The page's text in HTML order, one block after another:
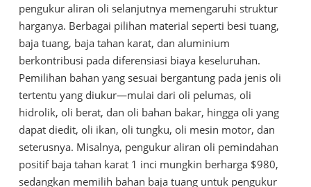
pengukur aliran oli selanjutnya memengaruhi struktur
harganya. Berbagai pilihan material seperti besi tuang,
baja tuang, baja tahan karat, dan aluminium
berkontribusi pada diferensiasi biaya keseluruhan.
Pemilihan bahan yang sesuai bergantung pada jenis oli
tertentu yang diukur—mulai dari oli pelumas, oli
hidrolik, oli berat, dan oli bahan bakar, hingga oli yang
dapat diedit, oli ikan, oli tungku, oli mesin motor, dan
seterusnya. Misalnya, pengukur aliran oli pemindahan
positif baja tahan karat 1 inci mungkin berharga $980,
sedangkan memilih bahan baja tuang untuk pengukur